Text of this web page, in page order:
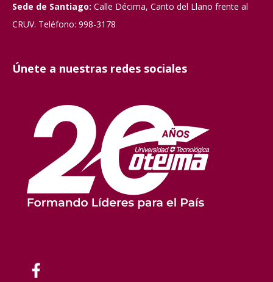
Sede de Santiago: Calle Décima, Canto del Llano frente al
CRUV. Teléfono: 998-3178
Únete a nuestras redes sociales